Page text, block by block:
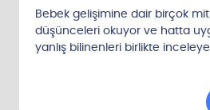
Bebek gelişimine dair birçok mit
düşünceleri okuyor ve hatta
yanlış bilinenleri birlikte